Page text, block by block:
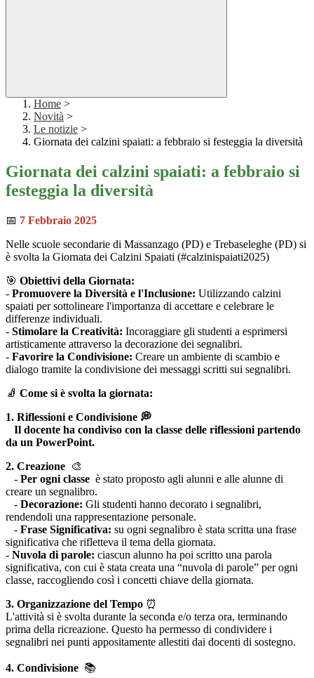
Home >
Novità >
Le notizie >
Giornata dei calzini spaiati: a febbraio si festeggia la diversità
Giornata dei calzini spaiati: a febbraio si
festeggia la diversità
📅 7 Febbraio 2025
Nelle scuole secondarie di Massanzago (PD) e Trebaseleghe (PD) si
è svolta la Giornata dei Calzini Spaiati (#calzinispaiati2025)
🎯 Obiettivi della Giornata:
- Promuovere la Diversità e l'Inclusione: Utilizzando calzini
spaiati per sottolineare l'importanza di accettare e celebrare le
differenze individuali.
- Stimolare la Creatività: Incoraggiare gli studenti a esprimersi
artisticamente attraverso la decorazione dei segnalibri.
- Favorire la Condivisione: Creare un ambiente di scambio e
dialogo tramite la condivisione dei messaggi scritti sui segnalibri.
🧦 Come si è svolta la giornata:
1. Riflessioni e Condivisione 💭
Il docente ha condiviso con la classe delle riflessioni partendo
da un PowerPoint.
2. Creazione 🎨
- Per ogni classe è stato proposto agli alunni e alle alunne di
creare un segnalibro.
- Decorazione: Gli studenti hanno decorato i segnalibri,
rendendoli una rappresentazione personale.
- Frase Significativa: su ogni segnalibro è stata scritta una frase
significativa che rifletteva il tema della giornata.
- Nuvola di parole: ciascun alunno ha poi scritto una parola
significativa, con cui è stata creata una “nuvola di parole” per ogni
classe, raccogliendo così i concetti chiave della giornata.
3. Organizzazione del Tempo ⏰
L'attività si è svolta durante la seconda e/o terza ora, terminando
prima della ricreazione. Questo ha permesso di condividere i
segnalibri nei punti appositamente allestiti dai docenti di sostegno.
4. Condivisione 📚